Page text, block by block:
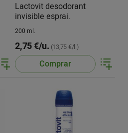
Lactovit desodorant
invisible esprai.
200 ml.
2,75 €/u. (13,75 €/l.)
Comprar